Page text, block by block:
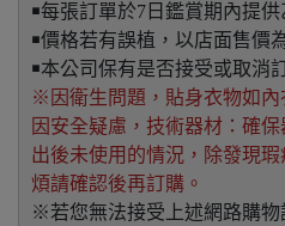
￭每張訂單於7日鑑賞期內提
￭價格若有誤植，以店面售價
￭本公司保有是否接受或取消
※因衛生問題，貼身衣物如內
因安全疑慮，技術器材：確
出後未使用的情況，除發現
煩請確認後再訂購。
※若您無法接受上述網路購物